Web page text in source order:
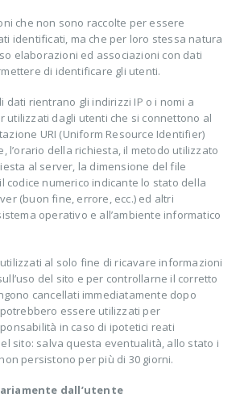
che non sono raccolte per essere
identificati, ma che per loro stessa natura
elaborazioni ed associazioni con dati
di identificare gli utenti.
dati rientrano gli indirizzi IP o i nomi a
utilizzati dagli utenti che si connettono al
URI (Uniform Resource Identifier)
l’orario della richiesta, il metodo utilizzato
al server, la dimensione del file
codice numerico indicante lo stato della
(buon fine, errore, ecc.) ed altri
operativo e all’ambiente informatico
al solo fine di ricavare informazioni
del sito e per controllarne il corretto
cancellati immediatamente dopo
essere utilizzati per
in caso di ipotetici reati
sito: salva questa eventualità, allo stato i
persistono per più di 30 giorni.
dall’utente